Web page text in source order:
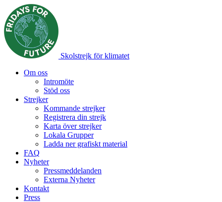
Skolstrejk för klimatet
Om oss
Intromöte
Stöd oss
Strejker
Kommande strejker
Registrera din strejk
Karta över strejker
Lokala Grupper
Ladda ner grafiskt material
FAQ
Nyheter
Pressmeddelanden
Externa Nyheter
Kontakt
Press